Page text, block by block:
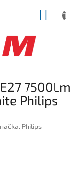
7500Lm
Philips
Philips